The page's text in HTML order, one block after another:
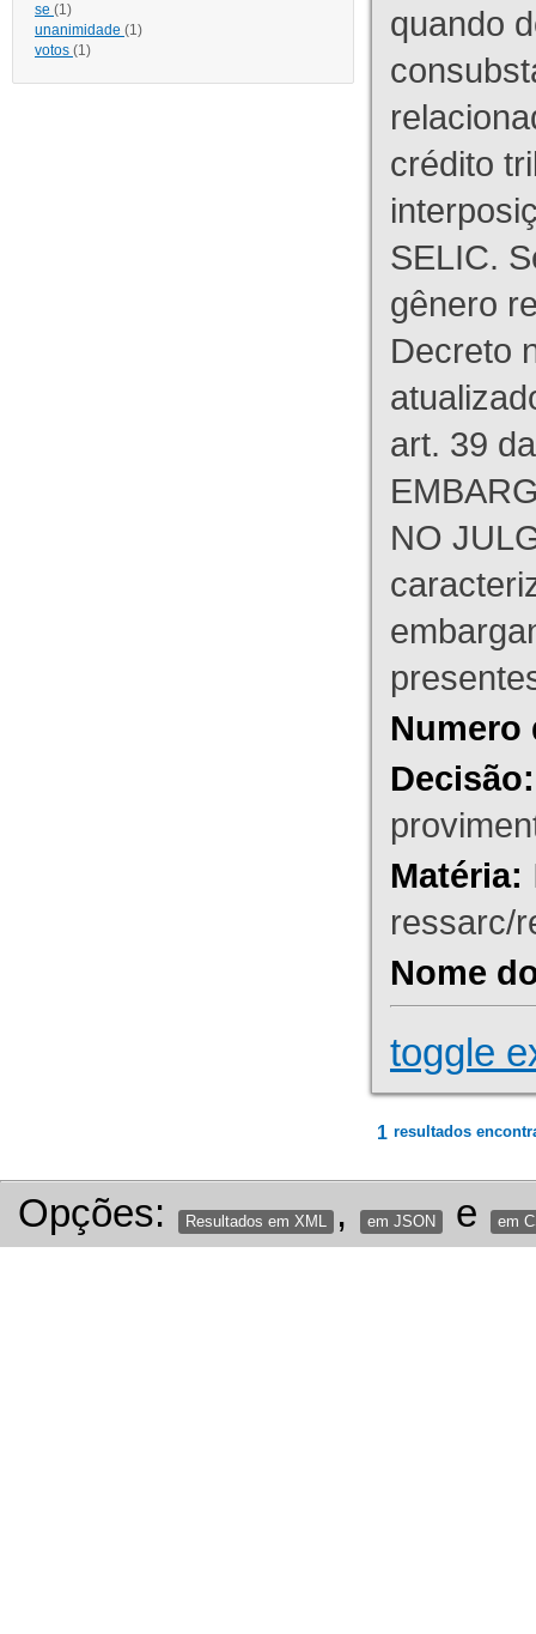
se (1)
unanimidade (1)
votos (1)
quando
crédito
SELIC.
gênero
Decreto
art. 39
NO
Numero
Decisão:
Matéria:
ressarc/
Nome
toggle
1 resultados
Opções: Resultados em XML , em JSON e em